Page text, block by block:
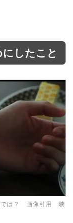
したこと
では？ 画像引用 映